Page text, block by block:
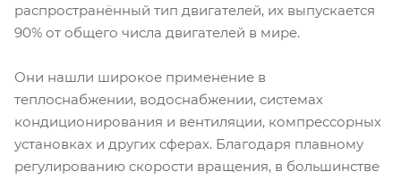
распространённый тип двигателей, их выпускается
90% от общего числа двигателей в мире.
Они нашли широкое применение в
теплоснабжении, водоснабжении, системах
кондиционирования и вентиляции, компрессорных
установках и других сферах. Благодаря плавному
регулированию скорости вращения, в большинстве